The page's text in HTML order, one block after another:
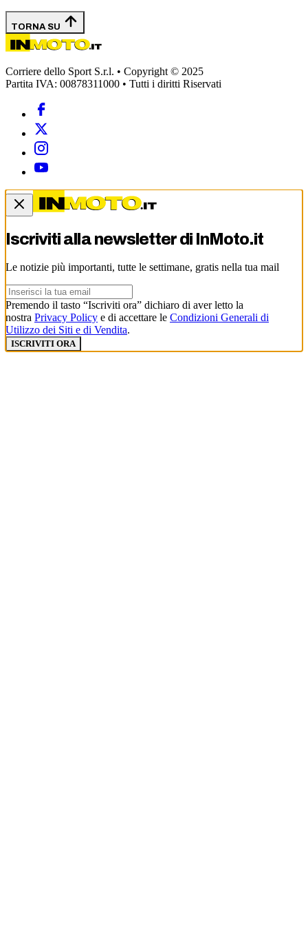
TORNA SU
Corriere dello Sport S.r.l. • Copyright © 2025
Partita IVA: 00878311000 • Tutti i diritti Riservati
Iscriviti alla newsletter di InMoto.it
Le notizie più importanti, tutte le settimane, gratis nella tua mail
Premendo il tasto “Iscriviti ora” dichiaro di aver letto la
nostra Privacy Policy e di accettare le Condizioni Generali di
Utilizzo dei Siti e di Vendita.
ISCRIVITI ORA